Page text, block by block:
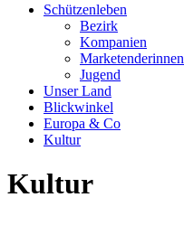
Schützenleben
Bezirk
Kompanien
Marketenderinnen
Jugend
Unser Land
Blickwinkel
Europa & Co
Kultur
Kultur